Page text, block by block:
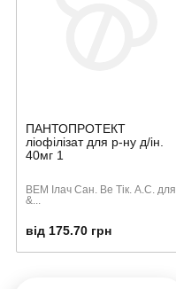
ПАНТОПРОТЕКТ
ліофілізат для р-ну д/ін.
40мг 1
ВЕМ Ілач Сан. Ве Тік. А.С. для
&...
від 175.70 грн